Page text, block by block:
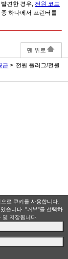
로 쿠키를 사용합니다.
습니다. "거부"를 선택하
저장됩니다.
견한 경우, 전원 코드
하나에서 프린터 를
맨 위로
급
전원 플러그/전원